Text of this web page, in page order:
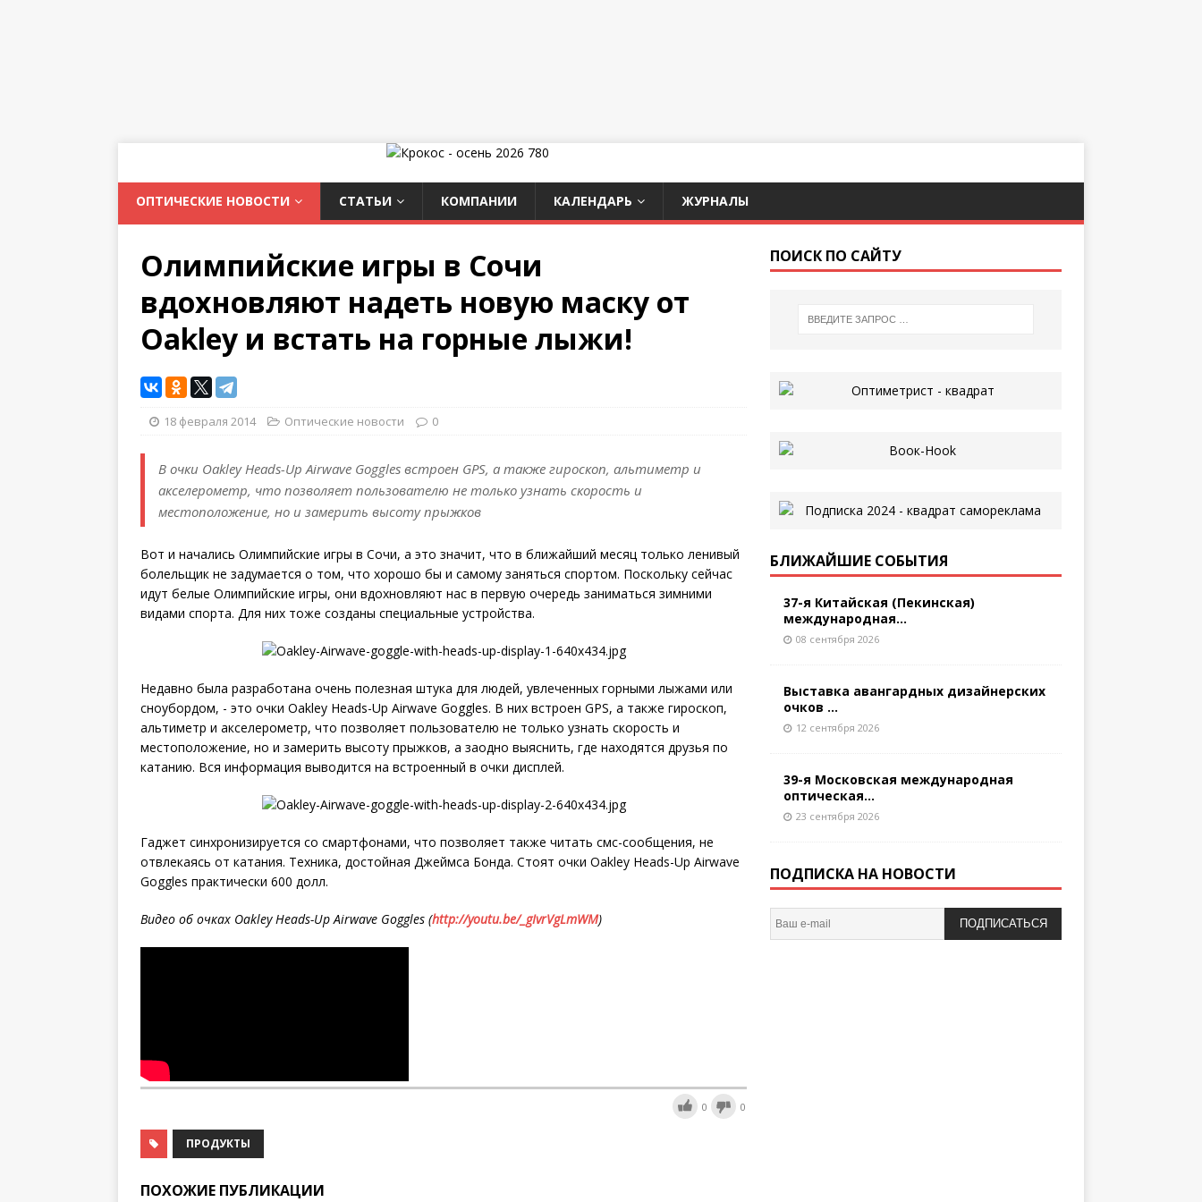
ОПТИЧЕСКИЕ НОВОСТИ СТАТЬИ КОМПАНИИ КАЛЕНДАРЬ ЖУРНАЛЫ
Олимпийские игры в Сочи
вдохновляют надеть новую маску от
Oakley и встать на горные лыжи!
18 февраля 2014 Оптические новости 0
В очки Oakley Heads-Up Airwave Goggles встроен GPS, а также гироскоп, альтиметр и
акселерометр, что позволяет пользователю не только узнать скорость и
местоположение, но и замерить высоту прыжков
Вот и начались Олимпийские игры в Сочи, а это значит, что в ближайший месяц только ленивый
болельщик не задумается о том, что хорошо бы и самому заняться спортом. Поскольку сейчас
идут белые Олимпийские игры, они вдохновляют нас в первую очередь заниматься зимними
видами спорта. Для них тоже созданы специальные устройства.
Недавно была разработана очень полезная штука для людей, увлеченных горными лыжами или
сноубордом, - это очки Oakley Heads-Up Airwave Goggles. В них встроен GPS, а также гироскоп,
альтиметр и акселерометр, что позволяет пользователю не только узнать скорость и
местоположение, но и замерить высоту прыжков, а заодно выяснить, где находятся друзья по
катанию. Вся информация выводится на встроенный в очки дисплей.
Гаджет синхронизируется со смартфонами, что позволяет также читать смс-сообщения, не
отвлекаясь от катания. Техника, достойная Джеймса Бонда. Стоят очки Oakley Heads-Up Airwave
Goggles практически 600 долл.
Видео об очках Oakley Heads-Up Airwave Goggles (http://youtu.be/_gIvrVgLmWM)
0 0
ПРОДУКТЫ
ПОХОЖИЕ ПУБЛИКАЦИИ
ПОИСК ПО САЙТУ
БЛИЖАЙШИЕ СОБЫТИЯ
37-я Китайская (Пекинская)
международная...
08 сентября 2026
Выставка авангардных дизайнерских
очков ...
12 сентября 2026
39-я Московская международная
оптическая...
23 сентября 2026
ПОДПИСКА НА НОВОСТИ
ПОДПИСАТЬСЯ